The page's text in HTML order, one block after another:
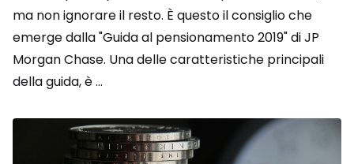
ma non ignorare il resto. È questo il consiglio che
emerge dalla "Guida al pensionamento 2019" di JP
Morgan Chase. Una delle caratteristiche principali
della guida, è ...